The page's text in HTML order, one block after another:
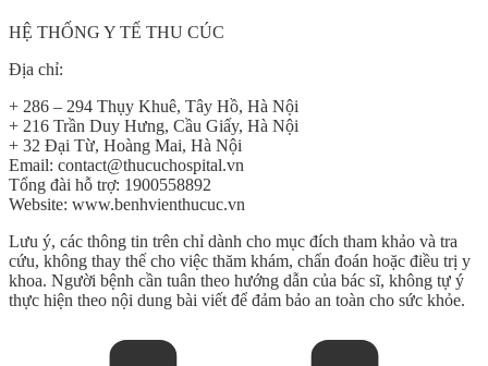
HỆ THỐNG Y TẾ THU CÚC
Địa chỉ:
+ 286 – 294 Thụy Khuê, Tây Hồ, Hà Nội
+ 216 Trần Duy Hưng, Cầu Giấy, Hà Nội
+ 32 Đại Từ, Hoàng Mai, Hà Nội
Email: contact@thucuchospital.vn
Tổng đài hỗ trợ: 1900558892
Website: www.benhvienthucuc.vn
Lưu ý, các thông tin trên chỉ dành cho mục đích tham khảo và tra
cứu, không thay thế cho việc thăm khám, chẩn đoán hoặc điều trị y
khoa. Người bệnh cần tuân theo hướng dẫn của bác sĩ, không tự ý
thực hiện theo nội dung bài viết để đảm bảo an toàn cho sức khỏe.